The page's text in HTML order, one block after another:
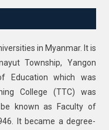
in Myanmar. It is
Township, Yangon
Education which was
College (TTC) was
known as Faculty of
It became a degree-